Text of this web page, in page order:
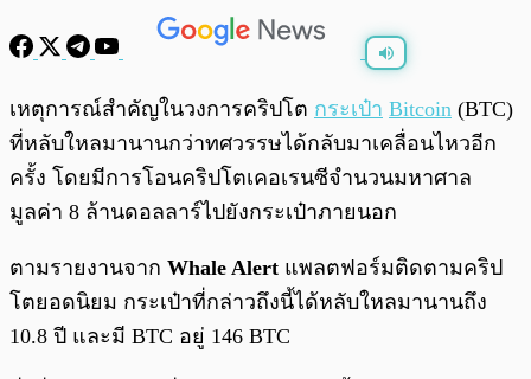
พร้อมเล่น
เหตุการณ์สำคัญในวงการคริปโต กระเป๋า Bitcoin (BTC)
ที่หลับใหลมานานกว่าทศวรรษได้กลับมาเคลื่อนไหวอีก
ครั้ง โดยมีการโอนคริปโตเคอเรนซีจำนวนมหาศาล
มูลค่า 8 ล้านดอลลาร์ไปยังกระเป๋าภายนอก
ตามรายงานจาก Whale Alert แพลตฟอร์มติดตามคริป
โตยอดนิยม กระเป๋าที่กล่าวถึงนี้ได้หลับใหลมานานถึง
10.8 ปี และมี BTC อยู่ 146 BTC